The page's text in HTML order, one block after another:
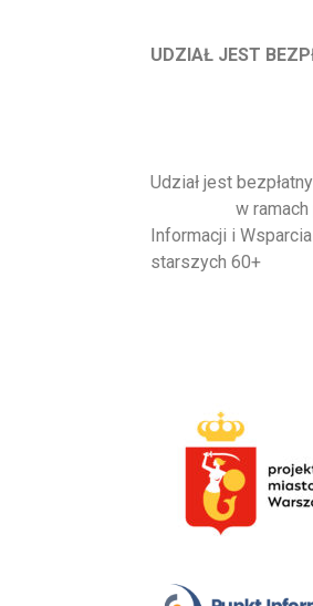
UDZIAŁ JEST
Udział jest
w
Informacji i
starszych 60+